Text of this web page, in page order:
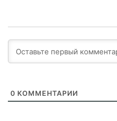
0 КОММЕНТАРИИ